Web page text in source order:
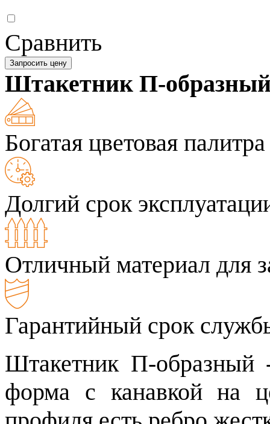
Сравнить
Запросить цену
Штакетник П-
Богатая цветовая палитра
Долгий срок
Отличный материал для
Гарантийный срок
Штакетник П-
форма с канавкой на